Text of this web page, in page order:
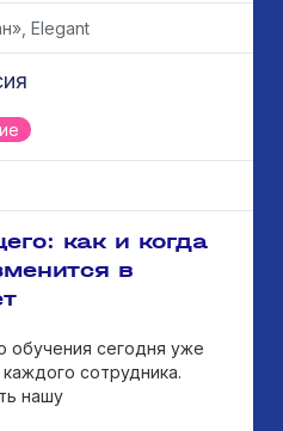
Elegant
как и когда
в
обучения сегодня уже
сотрудника.
нашу